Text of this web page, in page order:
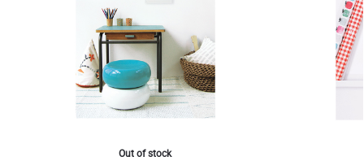
Out of stock